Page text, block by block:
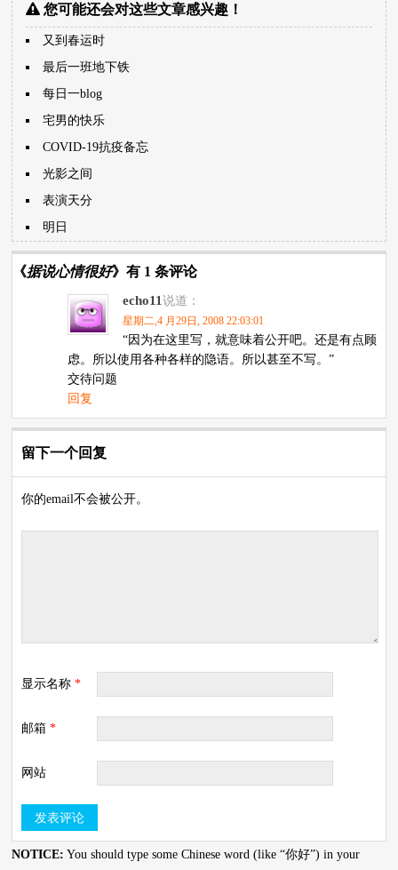
您可能还会对这些文章感兴趣！
又到春运时
最后一班地下铁
每日一blog
宅男的快乐
COVID-19抗疫备忘
光影之间
表演天分
明日
《据说心情很好》有 1 条评论
echo11说道：
星期二,4 月29日, 2008 22:03:01
“因为在这里写，就意味着公开吧。还是有点顾
虑。所以使用各种各样的隐语。所以甚至不写。”
交待问题
回复
留下一个回复
你的email不会被公开。
显示名称*
邮箱*
网站
NOTICE: You should type some Chinese word (like “你好”) in your